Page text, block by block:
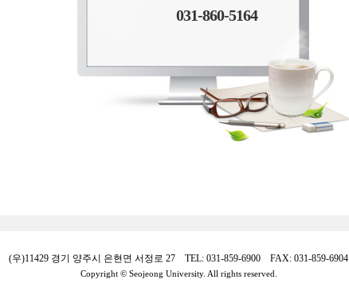
031-860-5164
(우)11429 경기 양주시 은현면 서정로 27 TEL: 031-859-6900 FAX: 031-859-6904
Copyright © Seojeong University. All rights reserved.